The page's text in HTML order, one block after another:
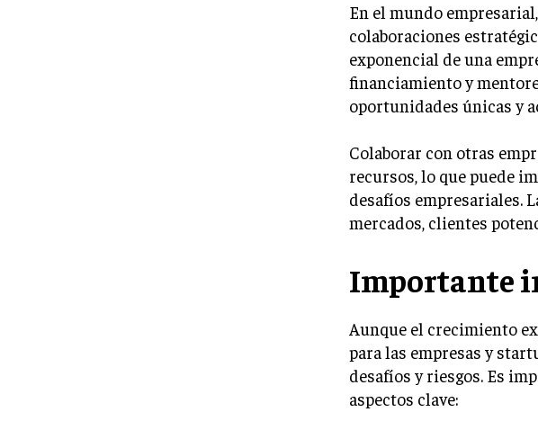
En el mundo
colaboraciones
exponencial de una
financiamiento y
oportunidades únicas y
Colaborar con otras
recursos, lo que puede
desafíos empresariales.
mercados, clientes
Importante
Aunque el crecimiento
para las empresas y
desafíos y riesgos. Es
aspectos clave: